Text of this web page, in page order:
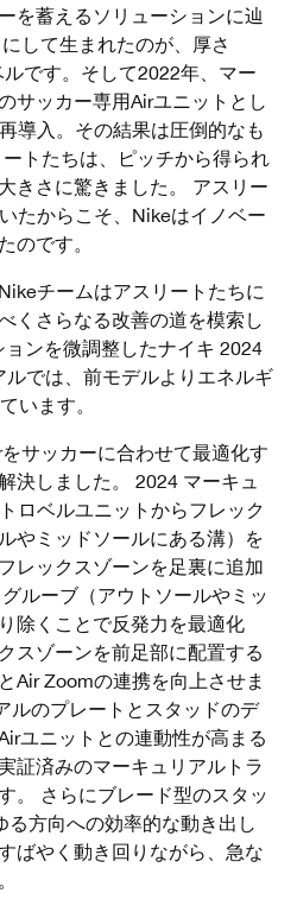
を蓄えるソリューションに辿
して生まれたのが、厚さ
です。そして2022年、マー
サッカー専用Airユニットとし
導入。その結果は圧倒的なも
トたちは、ピッチから得られ
きさに驚きました。 アスリー
たからこそ、Nikeはイノベー
のです。
チームはアスリートたちに
くさらなる改善の道を模索し
ンを微調整したナイキ 2024
では、前モデルよりエネルギ
います。
サッカーに合わせて最適化す
決しました。 2024 マーキュ
ロベルユニットからフレック
やミッドソールにある溝）を
レックスゾーンを足裏に追加
ルーブ（アウトソールやミッ
除くことで反発力を最適化
スゾーンを前足部に配置する
Air Zoomの連携を向上させま
ルのプレートとスタッドのデ
ユニットとの連動性が高まる
証済みのマーキュリアルトラ
。 さらにブレード型のスタッ
る方向への効率的な動き出し
ばやく動き回りながら、急な